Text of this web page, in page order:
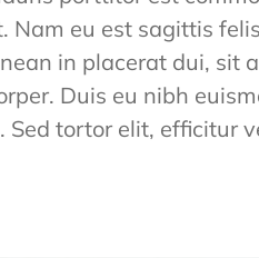
Nam eu est sagittis
in placerat dui, sit
Duis eu nibh
Sed tortor elit, efficitur